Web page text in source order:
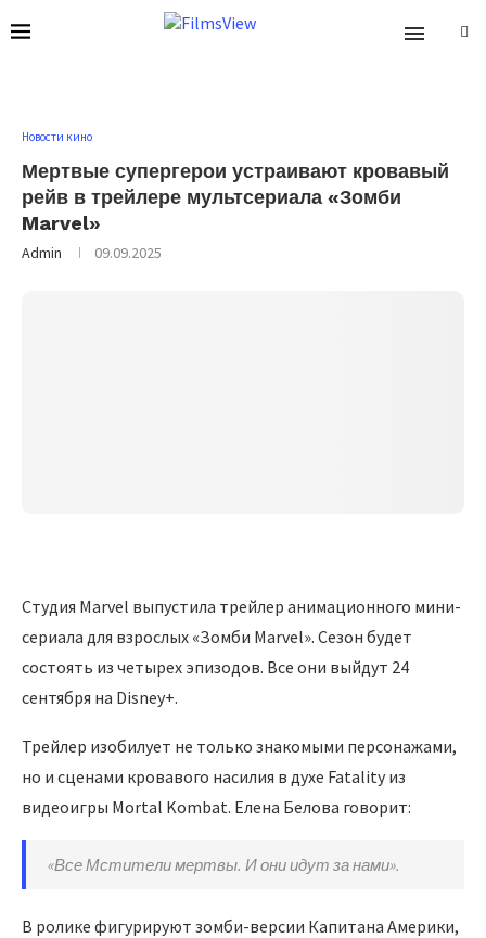
Новости кино
Мертвые супергерои устраивают кровавый
рейв в трейлере мультсериала «Зомби
Marvel»
Admin 09.09.2025
Студия Marvel выпустила трейлер анимационного мини-
сериала для взрослых «Зомби Marvel». Сезон будет
состоять из четырех эпизодов. Все они выйдут 24
сентября на Disney+.
Трейлер изобилует не только знакомыми персонажами,
но и сценами кровавого насилия в духе Fatality из
видеоигры Mortal Kombat. Елена Белова говорит:
«Все Мстители мертвы. И они идут за нами».
В ролике фигурируют зомби-версии Капитана Америки,